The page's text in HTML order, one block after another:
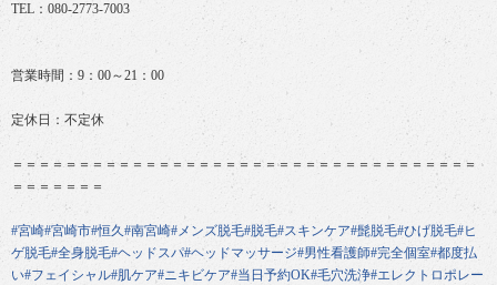
TEL：080-2773-7003
営業時間：9：00～21：00
定休日：不定休
＝＝＝＝＝＝＝＝＝＝＝＝＝＝＝＝＝＝＝＝＝＝＝＝＝＝＝＝＝＝＝＝＝＝＝
＝＝＝＝＝＝＝
#宮崎#宮崎市#恒久#南宮崎#メンズ脱毛#脱毛#スキンケア#髭脱毛#ひげ脱毛#ヒ
ゲ脱毛#全身脱毛#ヘッドスパ#ヘッドマッサージ#男性看護師#完全個室#都度払
い#フェイシャル#肌ケア#ニキビケア#当日予約OK#毛穴洗浄#エレクトロポレー